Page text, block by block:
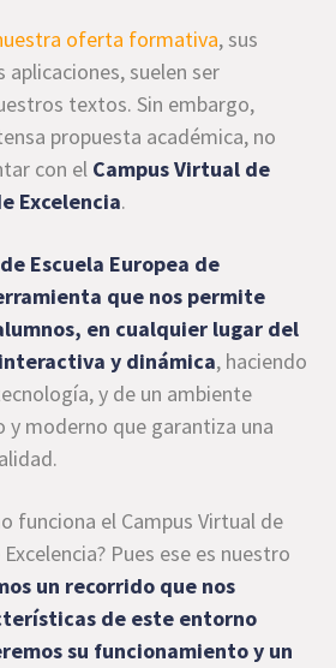
oferta formativa, sus
aplicaciones, suelen ser
textos. Sin embargo,
propuesta académica, no
con el Campus Virtual de
Excelencia.
Escuela Europea de
que nos permite
en cualquier lugar del
y dinámica, haciendo
y de un ambiente
y moderno que garantiza una
funciona el Campus Virtual de
Pues ese es nuestro
un recorrido que nos
de este entorno
su funcionamiento y un